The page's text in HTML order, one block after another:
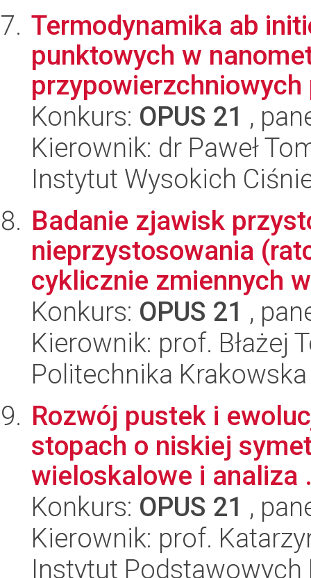
Termodynamika ab
punktowych w
przypowierzchniowych
Konkurs: OPUS 21 ,
Kierownik: dr Paweł
Instytut Wysokich
Badanie zjawisk
nieprzystosowania
cyklicznie zmiennych
Konkurs: OPUS 21 ,
Kierownik: prof. Błażej
Politechnika
Rozwój pustek i
stopach o niskiej
wieloskalowe i analiza
Konkurs: OPUS 21 ,
Kierownik: prof.
Instytut